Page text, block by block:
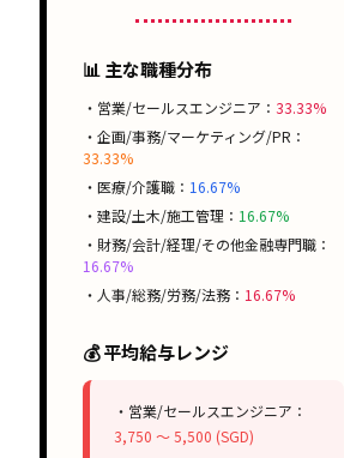
📊 主な職種分布
・営業/セールスエンジニア： 33.33%
・企画/事務/マーケティング/PR：
33.33%
・医療/介護職： 16.67%
・建設/土木/施工管理： 16.67%
・財務/会計/経理/その他金融専門職：
16.67%
・人事/総務/労務/法務： 16.67%
💰 平均給与レンジ
・営業/セールスエンジニア：
3,750 〜 5,500 (SGD)